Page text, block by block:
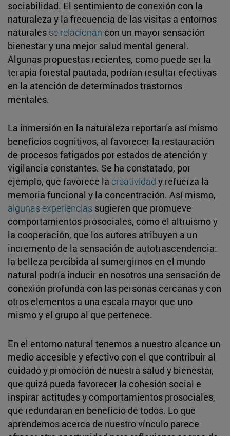
sociabilidad. El sentimiento de conexión con la
naturaleza y la frecuencia de las visitas a entornos
naturales se relacionan con un mayor sensación
bienestar y una mejor salud mental general.
Algunas propuestas recientes, como puede ser la
terapia forestal pautada, podrían resultar efectivas
en la atención de determinados trastornos
mentales.
La inmersión en la naturaleza reportaría así mismo
beneficios cognitivos, al favorecer la restauración
de procesos fatigados por estados de atención y
vigilancia constantes. Se ha constatado, por
ejemplo, que favorece la creatividad y refuerza la
memoria funcional y la concentración. Así mismo,
algunas experiencias sugieren que promueve
comportamientos prosociales, como el altruismo y
la cooperación, que los autores atribuyen a un
incremento de la sensación de autotrascendencia:
la belleza percibida al sumergirnos en el mundo
natural podría inducir en nosotros una sensación de
conexión profunda con las personas cercanas y con
otros elementos a una escala mayor que uno
mismo y el grupo al que pertenece.
En el entorno natural tenemos a nuestro alcance un
medio accesible y efectivo con el que contribuir al
cuidado y promoción de nuestra salud y bienestar,
que quizá pueda favorecer la cohesión social e
inspirar actitudes y comportamientos prosociales,
que redundaran en beneficio de todos. Lo que
aprendemos acerca de nuestro vínculo parece